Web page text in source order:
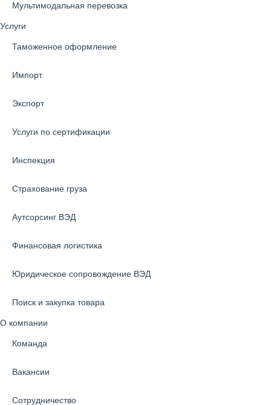
Мультимодальная перевозка
Услуги
Таможенное оформление
Импорт
Экспорт
Услуги по сертификации
Инспекция
Страхование груза
Аутсорсинг ВЭД
Финансовая логистика
Юридическое сопровождение ВЭД
Поиск и закупка товара
О компании
Команда
Вакансии
Сотрудничество